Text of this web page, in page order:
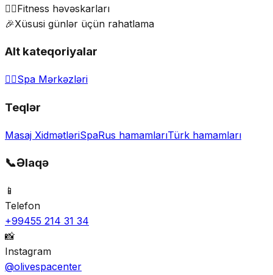
🏃‍♀️Fitness həvəskarları
🎉Xüsusi günlər üçün rahatlama
Alt kateqoriyalar
💆‍♀️Spa Mərkəzləri
Teqlər
Masaj XidmətləriSpaRus hamamlarıTürk hamamları
📞Əlaqə
📱
Telefon
+99455 214 31 34
📸
Instagram
@olivespacenter